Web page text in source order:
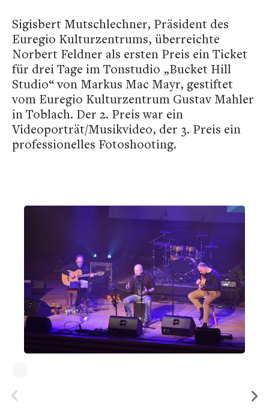
Sigisbert Mutschlechner, Präsident des
Euregio Kulturzentrums, überreichte
Norbert Feldner als ersten Preis ein Ticket
für drei Tage im Tonstudio „Bucket Hill
Studio“ von Markus Mac Mayr, gestiftet
vom Euregio Kulturzentrum Gustav Mahler
in Toblach. Der 2. Preis war ein
Videoporträt/Musikvideo, der 3. Preis ein
professionelles Fotoshooting.